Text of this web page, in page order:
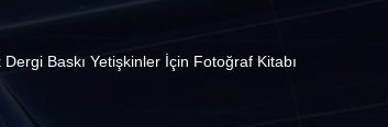
Baskı Yetişkinler İçin Fotoğraf Kitabı